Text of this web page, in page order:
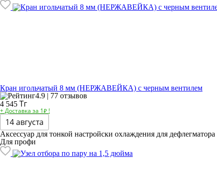
Кран игольчатый 8 мм (НЕРЖАВЕЙКА) с черным вентилем
4.9 | 77 отзывов
4 545 Тг
+ Доставка за 1₽ !
14 августа
Аксессуар для тонкой настройски охлаждения для
Для профи